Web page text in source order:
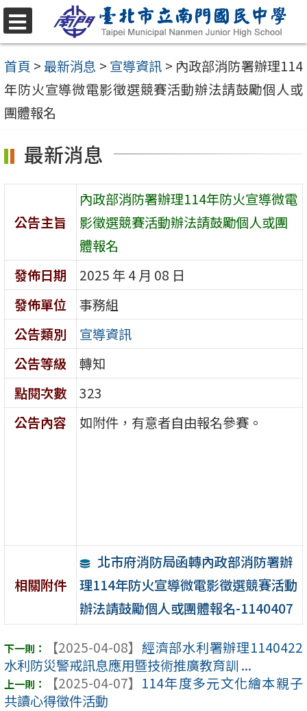
跳
至
主
要
內
區
選
單
首頁 >最新消息 > 宣導資訊 > 內政部消防署辦理114
年防火宣導微電影徵選競賽活動辦法請鼓勵個人或
團體報名
最新消息
公告主旨
內政部消防署辦理114年防火宣導微電
影徵選競賽活動辦法請鼓勵個人或團
體報名
發佈日期
2025 年 4 月 08 日
發佈單位
事務組
公告類別
宣導資訊
公告等級
轉知
點閱次數
323
公告內容
如附件，有意者自由報名參賽。
相關附件
北市府消防局函轉內政部消防署辦
理114年防火宣導微電影徵選競賽活動
辦法請鼓勵個人或團體報名-1140407
【2025-04-08】 經濟部水利署辦理1140422
水利防災警戒訊息應用暨技術推廣教育訓 ...
【2025-04-07】 114年度多元文化繪本親子
共讀心得徵件活動